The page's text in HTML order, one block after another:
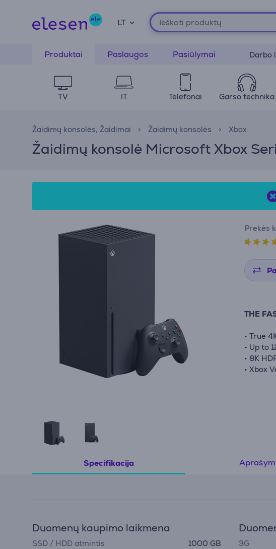
LT
Produktai Paslaugos Pasiūlymai Darbo
TV IT Telefonai Garso technika
Žaidimų konsolės, Žaidimai Žaidimų konsolės Xbox
Žaidimų konsolė Microsoft Xbox
Prekės
THE
• True
• Up to
• 8K
• Xbox
Specifikacija
Duomenų kaupimo laikmena
SSD / HDD atmintis
1000 GB
3G